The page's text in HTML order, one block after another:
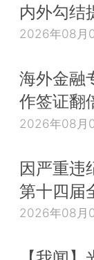
内外勾结
2026年08月
海外金融
作签证翻
2026年08月
因严重违
第十四届
2026年08月